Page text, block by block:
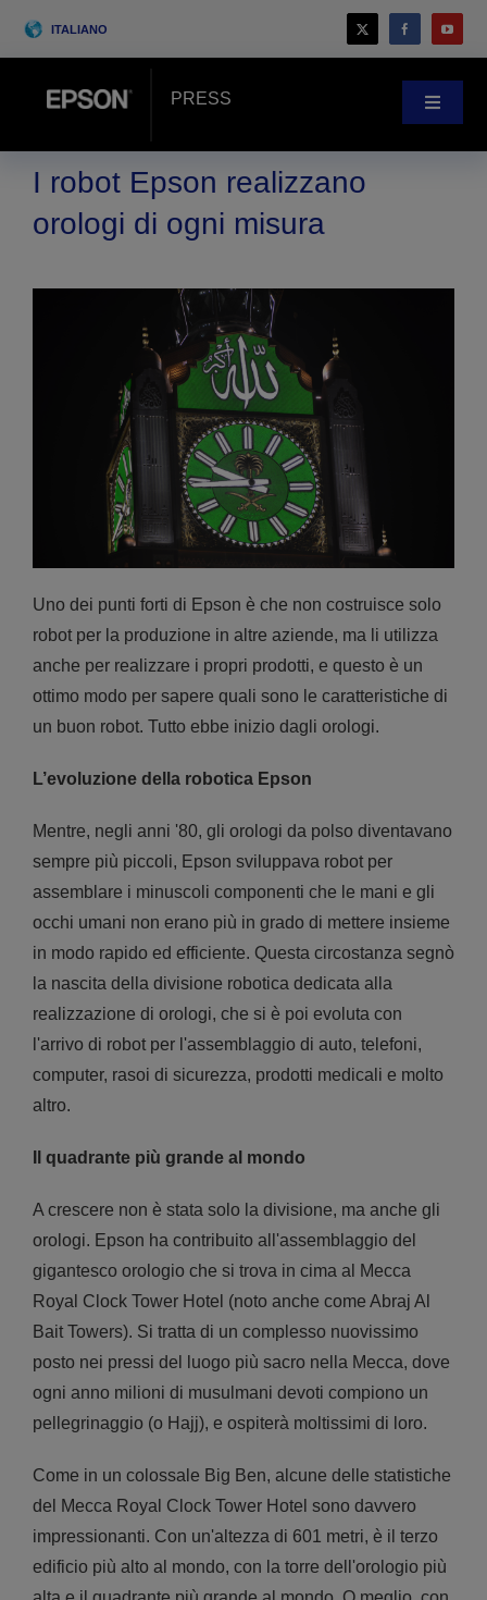
ITALIANO
PRESS
Toggle
Case history
I robot Epson realizzano
orologi di ogni misura
Uno dei punti forti di Epson è che non costruisce solo
robot per la produzione in altre aziende, ma li utilizza
anche per realizzare i propri prodotti, e questo è un
ottimo modo per sapere quali sono le caratteristiche di
un buon robot. Tutto ebbe inizio dagli orologi.
L’evoluzione della robotica Epson
Mentre, negli anni '80, gli orologi da polso diventavano
sempre più piccoli, Epson sviluppava robot per
assemblare i minuscoli componenti che le mani e gli
occhi umani non erano più in grado di mettere insieme
in modo rapido ed efficiente. Questa circostanza segnò
la nascita della divisione robotica dedicata alla
realizzazione di orologi, che si è poi evoluta con
l'arrivo di robot per l'assemblaggio di auto, telefoni,
computer, rasoi di sicurezza, prodotti medicali e molto
altro.
Il quadrante più grande al mondo
A crescere non è stata solo la divisione, ma anche gli
orologi. Epson ha contribuito all'assemblaggio del
gigantesco orologio che si trova in cima al Mecca
Royal Clock Tower Hotel (noto anche come Abraj Al
Bait Towers). Si tratta di un complesso nuovissimo
posto nei pressi del luogo più sacro nella Mecca, dove
ogni anno milioni di musulmani devoti compiono un
pellegrinaggio (o Hajj), e ospiterà moltissimi di loro.
Come in un colossale Big Ben, alcune delle statistiche
del Mecca Royal Clock Tower Hotel sono davvero
impressionanti. Con un'altezza di 601 metri, è il terzo
edificio più alto al mondo, con la torre dell'orologio più